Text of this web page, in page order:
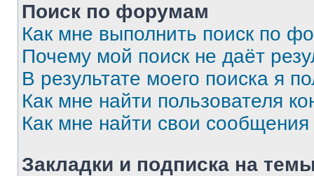
Поиск по форумам
Как мне выполнить поиск по
Почему мой поиск не даёт
В результате моего поиска я
Как мне найти пользователя
Как мне найти свои
Закладки и подписка на